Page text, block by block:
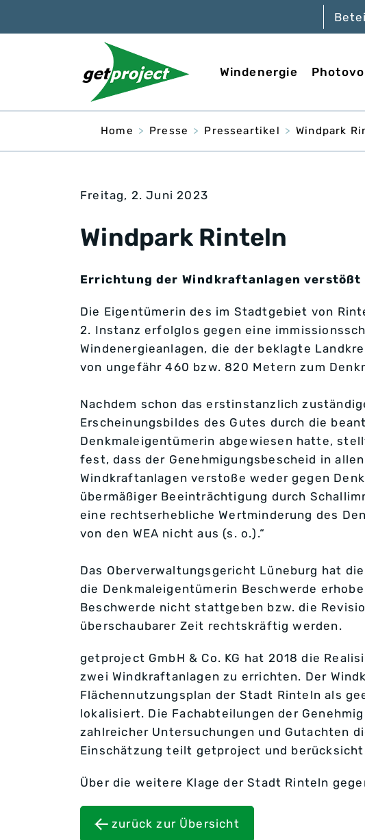
Windenergie
Home Presse Presseartikel Windpark
Freitag, 2. Juni 2023
Windpark Rinteln
Errichtung der Windkraftanlagen
Die Eigentümerin des im Stadtgebiet von
2. Instanz erfolglos gegen eine
Windenergieanlagen, die der beklagte
von ungefähr 460 bzw. 820 Metern zum
Nachdem schon das erstinstanzlich
Erscheinungsbildes des Gutes durch die
Denkmaleigentümerin abgewiesen hatte,
fest, dass der Genehmigungsbescheid in
Windkraftanlagen verstoße weder gegen
übermäßiger Beeinträchtigung durch
eine rechtserhebliche Wertminderung des
von den WEA nicht aus (s. o.).“
Das Oberverwaltungsgericht Lüneburg hat
die Denkmaleigentümerin Beschwerde
Beschwerde nicht stattgeben bzw. die
überschaubarer Zeit rechtskräftig werden.
getproject GmbH & Co. KG hat 2018 die
zwei Windkraftanlagen zu errichten. Der
Flächennutzungsplan der Stadt Rinteln als
lokalisiert. Die Fachabteilungen der
zahlreicher Untersuchungen und Gutachten
Einschätzung teilt getproject und
Über die weitere Klage der Stadt Rinteln
zurück zur Übersicht